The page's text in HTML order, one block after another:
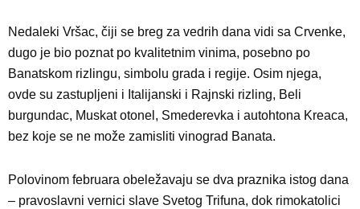
Nedaleki Vršac, čiji se breg za vedrih dana vidi sa Crvenke,
dugo je bio poznat po kvalitetnim vinima, posebno po
Banatskom rizlingu, simbolu grada i regije. Osim njega,
ovde su zastupljeni i Italijanski i Rajnski rizling, Beli
burgundac, Muskat otonel, Smederevka i autohtona Kreaca,
bez koje se ne može zamisliti vinograd Banata.
Polovinom februara obeležavaju se dva praznika istog dana
– pravoslavni vernici slave Svetog Trifuna, dok rimokatolici